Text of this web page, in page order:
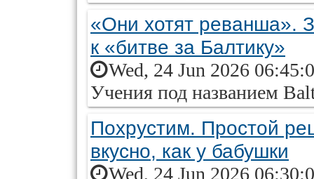
«Они хотят реванша».
к «битве за Балтику»
Wed, 24 Jun 2026
Учения под названием
Похрустим. Простой
вкусно, как у бабушки
Wed, 24 Jun 2026